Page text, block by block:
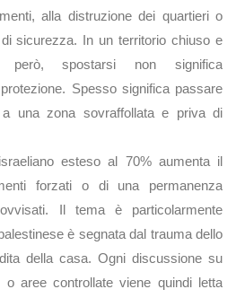
alla distruzione dei quartieri o
sicurezza. In un territorio chiuso e
però, spostarsi non significa
Spesso significa passare
una zona sovraffollata e priva di
esteso al 70% aumenta il
forzati o di una permanenza
Il tema è particolarmente
è segnata dal trauma dello
della casa. Ogni discussione su
o aree controllate viene quindi letta